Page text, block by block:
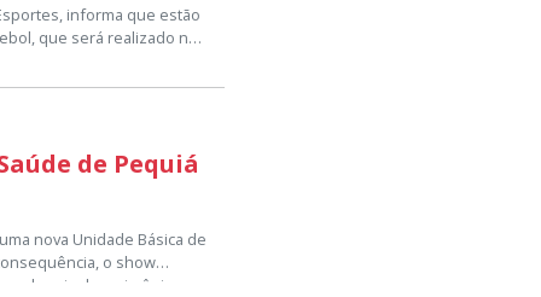
informa que estão
que será realizado no
6 de julho, com
13h às 17h.
o esporte, promove
município.
de Pequiá
nova Unidade Básica de
o show
depois da cerimônia.